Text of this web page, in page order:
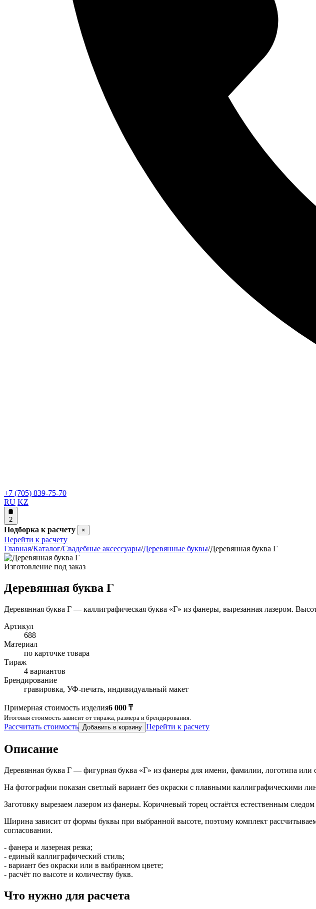
+7 (705) 839-75-70
RU KZ
2
Подборка к расчету ×
Перейти к расчету
Главная/Каталог/Свадебные аксессуары/Деревянные буквы/Деревянная буква Г
Изготовление под заказ
Деревянная буква Г
Деревянная буква Г — каллиграфическая буква «Г» из фанеры, вырезанная лазером.
Артикул
688
Материал
по карточке товара
Тираж
4 вариантов
Брендирование
гравировка, УФ-печать, индивидуальный макет
Примерная стоимость изделия6 000 ₸
Итоговая стоимость зависит от тиража, размера и брендирования.
Рассчитать стоимость Добавить в корзину Перейти к расчету
Описание
Деревянная буква Г — фигурная буква «Г» из фанеры для имени, фамилии, логотипа или
На фотографии показан светлый вариант без окраски с плавными каллиграфическими
Заготовку вырезаем лазером из фанеры. Коричневый торец остаётся естественным
Ширина зависит от формы буквы при выбранной высоте, поэтому комплект
согласовании.
- фанера и лазерная резка;
- единый каллиграфический стиль;
- вариант без окраски или в выбранном цвете;
- расчёт по высоте и количеству букв.
Что нужно для расчета